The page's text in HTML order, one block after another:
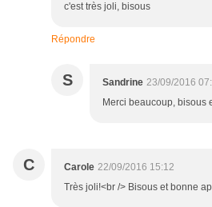
c'est très joli, bisous
Répondre
S Sandrine 23/09/2016
Merci beaucoup, bisous
C Carole 22/09/2016 15:12
Très joli!<br /> Bisous et bonne